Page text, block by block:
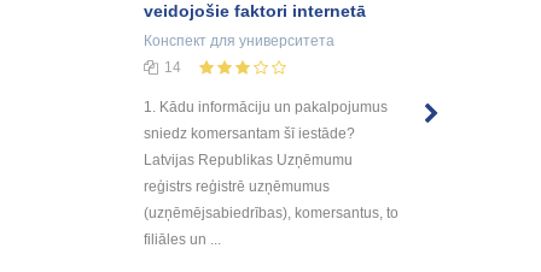
veidojošie faktori internetā
Конспект для университета
14
1. Kādu informāciju un pakalpojumus
sniedz komersantam šī iestāde?
Latvijas Republikas Uzņēmumu
reģistrs reģistrē uzņēmumus
(uzņēmējsabiedrības), komersantus, to
filiāles un ...